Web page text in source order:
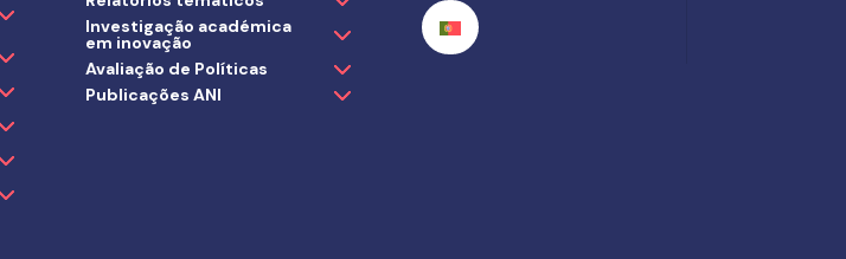
Investigação académica
em inovação
Avaliação de Políticas
Publicações ANI